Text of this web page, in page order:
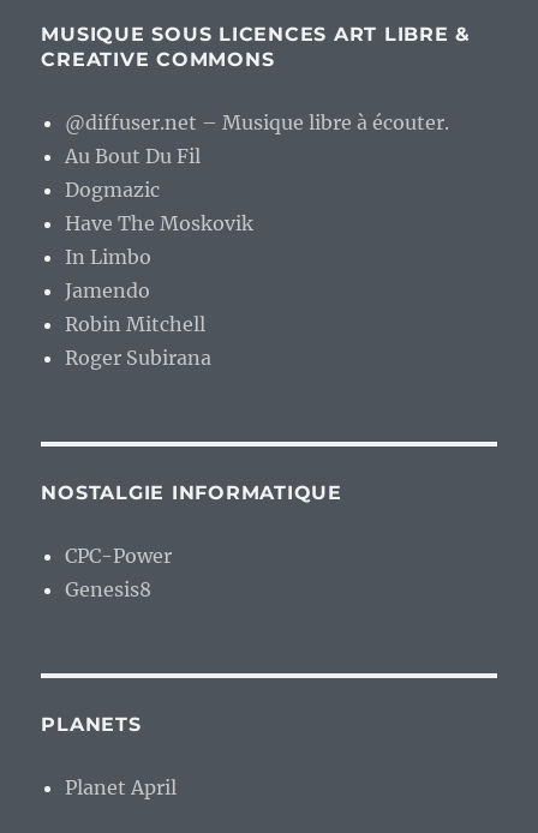
MUSIQUE SOUS LICENCES ART LIBRE &
CREATIVE COMMONS
@diffuser.net – Musique libre à écouter.
Au Bout Du Fil
Dogmazic
Have The Moskovik
In Limbo
Jamendo
Robin Mitchell
Roger Subirana
NOSTALGIE INFORMATIQUE
CPC-Power
Genesis8
PLANETS
Planet April